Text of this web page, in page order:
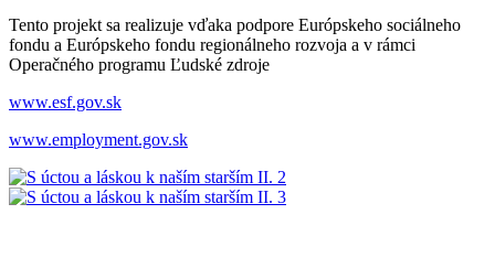
Tento projekt sa realizuje vďaka podpore Európskeho sociálneho
fondu a Európskeho fondu regionálneho rozvoja a v rámci
Operačného programu Ľudské zdroje
www.esf.gov.sk
www.employment.gov.sk